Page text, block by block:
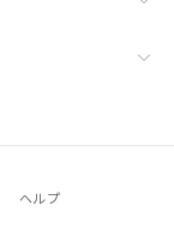
ヘルプ